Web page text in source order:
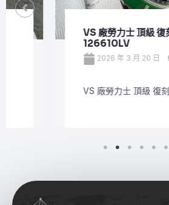
VS 廠勞力士 頂級 復刻 錶
126610LV
2026 年 3 月 20 日 尚無留言
VS 廠勞力士 頂級 復刻 錶